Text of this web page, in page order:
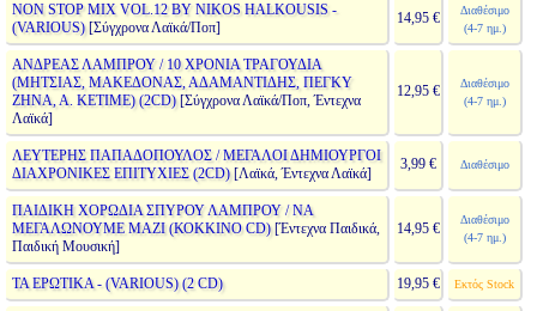
NON STOP MIX VOL.12 BY NIKOS HALKOUSIS -
(VARIOUS)[Σύγχρονα Λαϊκά/Ποπ]
14,95 €
Διαθέσιμο
(4-7 ημ.)
ΑΝΔΡΕΑΣ ΛΑΜΠΡΟΥ / 10 ΧΡΟΝΙΑ ΤΡΑΓΟΥΔΙΑ
(ΜΗΤΣΙΑΣ, ΜΑΚΕΔΟΝΑΣ, ΑΔΑΜΑΝΤΙΔΗΣ, ΠΕΓΚΥ
ΖΗΝΑ, Α. ΚΕΤΙΜΕ) (2CD)[Σύγχρονα Λαϊκά/Ποπ, Έντεχνα
Λαϊκά]
12,95 €
Διαθέσιμο
(4-7 ημ.)
ΛΕΥΤΕΡΗΣ ΠΑΠΑΔΟΠΟΥΛΟΣ / ΜΕΓΑΛΟΙ ΔΗΜΙΟΥΡΓΟΙ
ΔΙΑΧΡΟΝΙΚΕΣ ΕΠΙΤΥΧΙΕΣ (2CD)[Λαϊκά, Έντεχνα Λαϊκά]
3,99 € Διαθέσιμο
ΠΑΙΔΙΚΗ ΧΟΡΩΔΙΑ ΣΠΥΡΟΥ ΛΑΜΠΡΟΥ / ΝΑ
ΜΕΓΑΛΩΝΟΥΜΕ ΜΑΖΙ (ΚΟΚΚΙΝΟ CD)[Έντεχνα Παιδικά,
Παιδική Μουσική]
14,95 €
Διαθέσιμο
(4-7 ημ.)
ΤΑ ΕΡΩΤΙΚΑ - (VARIOUS) (2 CD) 19,95 € Εκτός Stock